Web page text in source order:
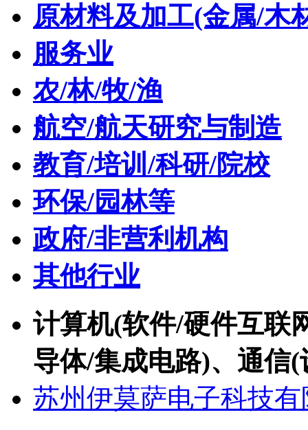
原材料及加工(金属/木
服务业
农/林/牧/渔
航空/航天研究与制造
教育/培训/科研/院校
环保/园林等
政府/非营利机构
其他行业
计算机(软件/硬件互联
导体/集成电路)、通信
苏州伊莫萨电子科技